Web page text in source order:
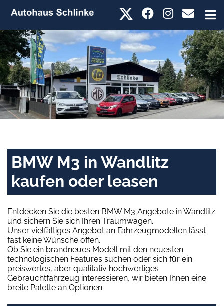
BMW M3 in Wandlitz
kaufen oder leasen
Entdecken Sie die besten BMW M3 Angebote in Wandlitz
und sichern Sie sich Ihren Traumwagen.
Unser vielfältiges Angebot an Fahrzeugmodellen lässt
fast keine Wünsche offen.
Ob Sie ein brandneues Modell mit den neuesten
technologischen Features suchen oder sich für ein
preiswertes, aber qualitativ hochwertiges
Gebrauchtfahrzeug interessieren, wir bieten Ihnen eine
breite Palette an Optionen.